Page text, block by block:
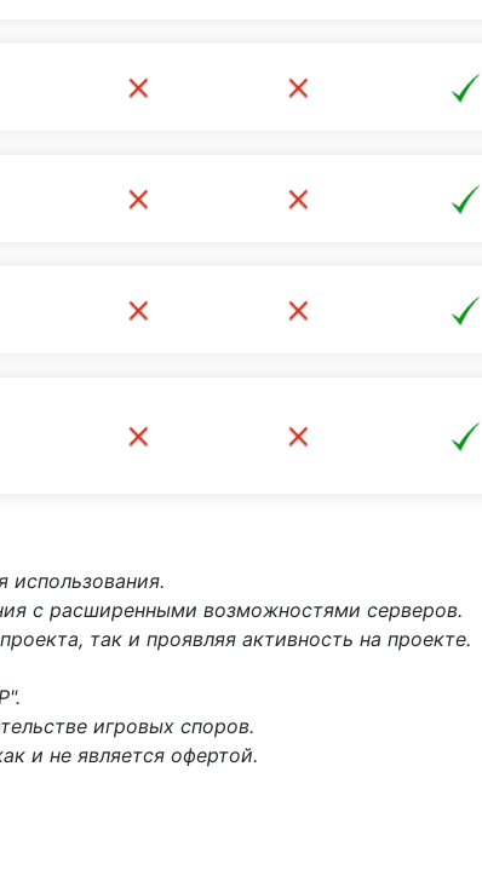
использования.
с расширенными возможностями серверов.
так и проявляя активность на проекте.
игровых споров.
и не является офертой.